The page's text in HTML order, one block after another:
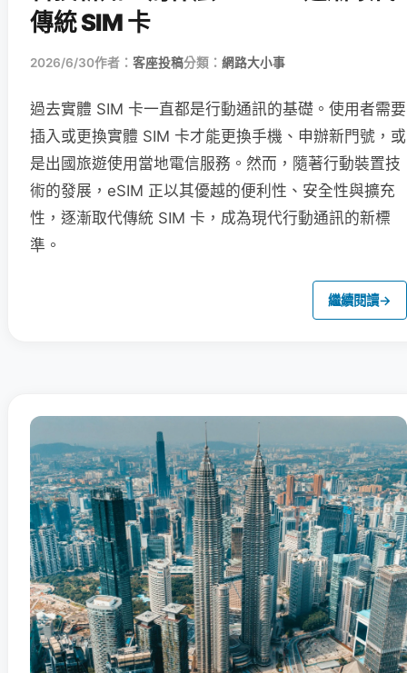
傳統 SIM 卡
2026/6/30作者： 客座投稿分類： 網路大小事
過去實體 SIM 卡一直都是行動通訊的基礎。使用者需要
插入或更換實體 SIM 卡才能更換手機、申辦新門號，或
是出國旅遊使用當地電信服務。然而，隨著行動裝置技
術的發展，eSIM 正以其優越的便利性、安全性與擴充
性，逐漸取代傳統 SIM 卡，成為現代行動通訊的新標
準。
繼續閱讀→